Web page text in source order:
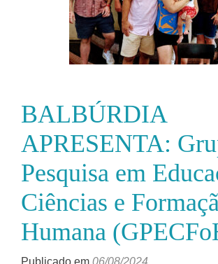
BALBÚRDIA
APRESENTA:
Pesquisa em
Ciências e
Humana
Publicado em 06/08/2024